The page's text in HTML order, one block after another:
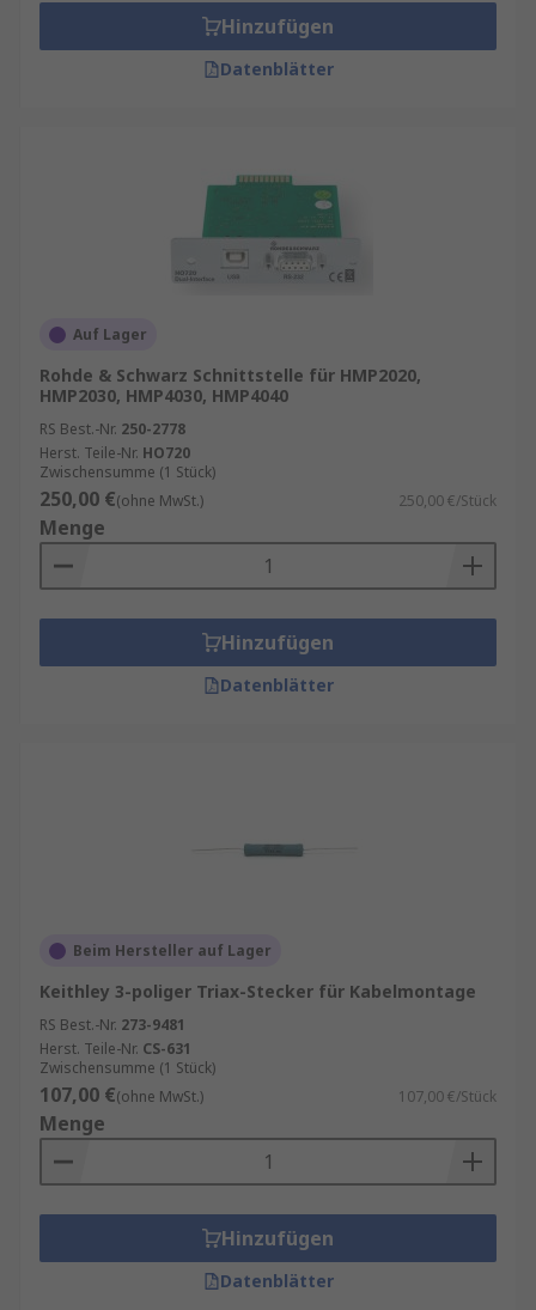
Hinzufügen
Datenblätter
Auf Lager
Rohde & Schwarz Schnittstelle für HMP2020,
HMP2030, HMP4030, HMP4040
RS Best.-Nr. 250-2778
Herst. Teile-Nr. HO720
Zwischensumme (1 Stück)
250,00 €(ohne MwSt.) 250,00 €/Stück
Menge
Hinzufügen
Datenblätter
Beim Hersteller auf Lager
Keithley 3-poliger Triax-Stecker für Kabelmontage
RS Best.-Nr. 273-9481
Herst. Teile-Nr. CS-631
Zwischensumme (1 Stück)
107,00 €(ohne MwSt.) 107,00 €/Stück
Menge
Hinzufügen
Datenblätter